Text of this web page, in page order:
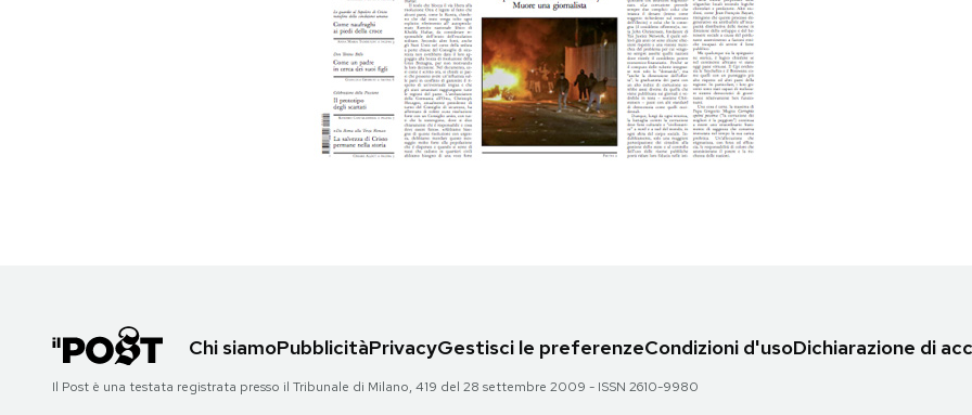
AREA PERSONALE
Chi siamoPubblicitàPrivacyGestisci le preferenzeCondizioni d'usoDichiarazione di
Il Post è una testata registrata presso il Tribunale di Milano, 419 del 28 settembre 2009 - ISSN 2610-9980